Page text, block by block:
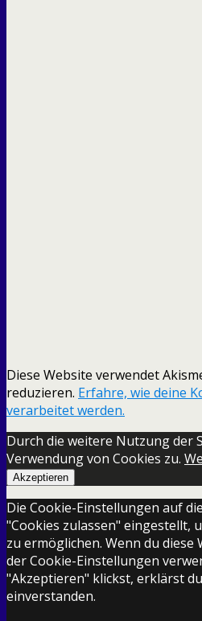
Diese Website verwendet
reduzieren. Erfahre, wie deine
verarbeitet werden.
Durch die weitere Nutzung der
Verwendung von Cookies zu.
Akzeptieren
Die Cookie-Einstellungen auf
"Cookies zulassen" eingestellt,
zu ermöglichen. Wenn du
der Cookie-Einstellungen
"Akzeptieren" klickst, erklärst
einverstanden.